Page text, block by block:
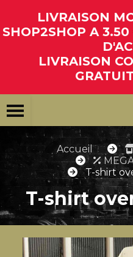
LIVRAISON
SHOP2SHOP A
LIVRAISON
Accueil
T-shirt
T-shirt